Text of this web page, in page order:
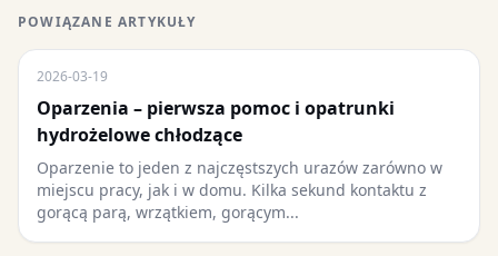
POWIĄZANE ARTYKUŁY
2026-03-19
Oparzenia – pierwsza pomoc i opatrunki
hydrożelowe chłodzące
Oparzenie to jeden z najczęstszych urazów zarówno w
miejscu pracy, jak i w domu. Kilka sekund kontaktu z
gorącą parą, wrzątkiem, gorącym...